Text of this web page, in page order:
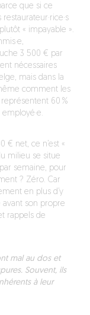
que si ce
« impayable ».
3 500 € par
nécessaires
mais dans la
comment les
60 %
€ net, ce n’est «
milieu se situe
semaine, pour
? Zéro. Car
en plus d’y
avant son propre
rappels de
mal au dos et
Souvent, ils
à leur